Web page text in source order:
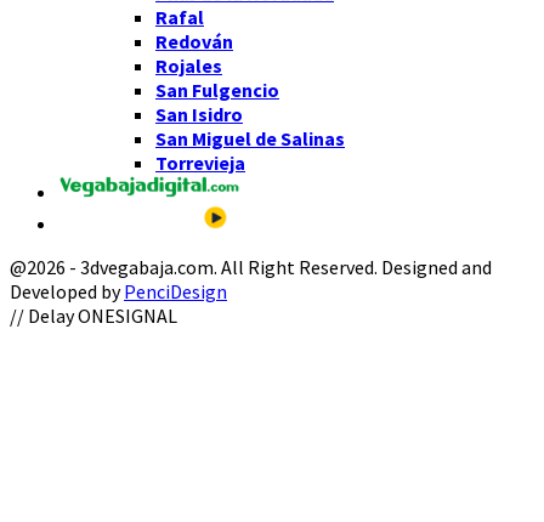
Rafal
Redován
Rojales
San Fulgencio
San Isidro
San Miguel de Salinas
Torrevieja
@2026 - 3dvegabaja.com. All Right Reserved. Designed and
Developed byPenciDesign
Facebook
Twitter
Instagram
Youtube
Email
// Delay ONESIGNAL